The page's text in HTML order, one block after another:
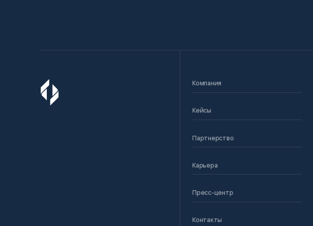
Компания
Кейсы
Партнерство
Карьера
Пресс-центр
Контакты